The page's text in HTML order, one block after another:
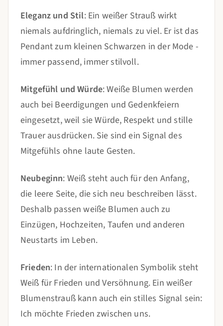
Eleganz und Stil: Ein weißer Strauß wirkt
niemals aufdringlich, niemals zu viel. Er ist das
Pendant zum kleinen Schwarzen in der Mode -
immer passend, immer stilvoll.
Mitgefühl und Würde: Weiße Blumen werden
auch bei Beerdigungen und Gedenkfeiern
eingesetzt, weil sie Würde, Respekt und stille
Trauer ausdrücken. Sie sind ein Signal des
Mitgefühls ohne laute Gesten.
Neubeginn: Weiß steht auch für den Anfang,
die leere Seite, die sich neu beschreiben lässt.
Deshalb passen weiße Blumen auch zu
Einzügen, Hochzeiten, Taufen und anderen
Neustarts im Leben.
Frieden: In der internationalen Symbolik steht
Weiß für Frieden und Versöhnung. Ein weißer
Blumenstrauß kann auch ein stilles Signal sein:
Ich möchte Frieden zwischen uns.